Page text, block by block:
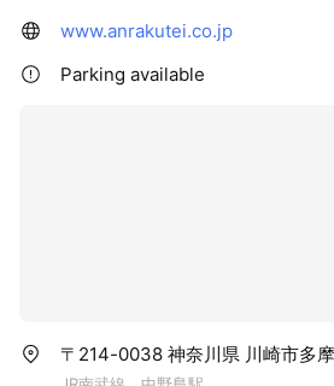
www.anrakutei.co.jp
Parking available
〒214-0038 神奈川県 川崎市多